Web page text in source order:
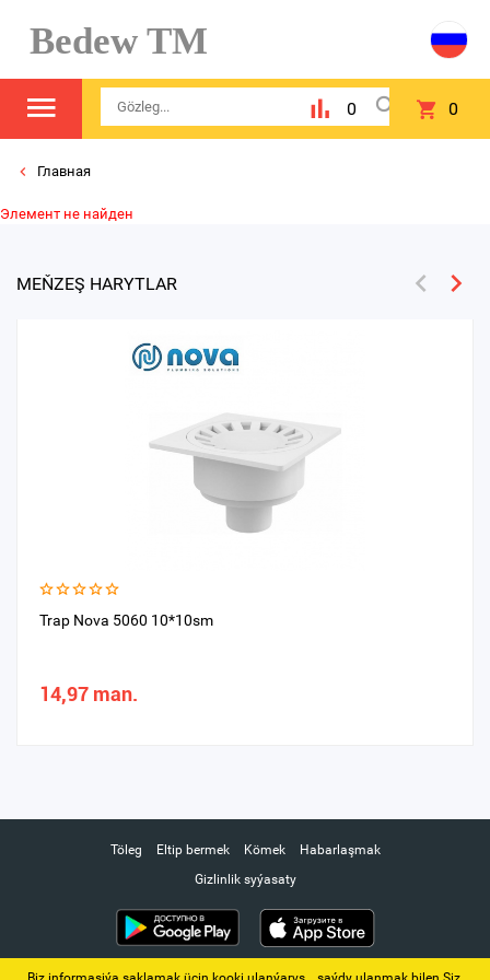
Bedew TM
0 0
Главная
Элемент не найден
MEŇZEŞ HARYTLAR
Trap Nova 5060 10*10sm
14,97 man.
Töleg Eltip bermek Kömek
Habarlaşmak
Gizlinlik syýasaty